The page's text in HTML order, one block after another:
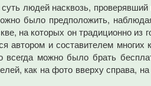
людей насквозь,
было предположить,
которых он традиционно из
автором и составителем
всегда можно было брать
как на фото вверху справа,